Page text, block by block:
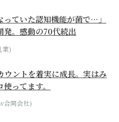
っていた認知機能が菌で…」
発。感動の70代続出
業)
ウントを着実に成長。実はみ
ってます。
合同会社)